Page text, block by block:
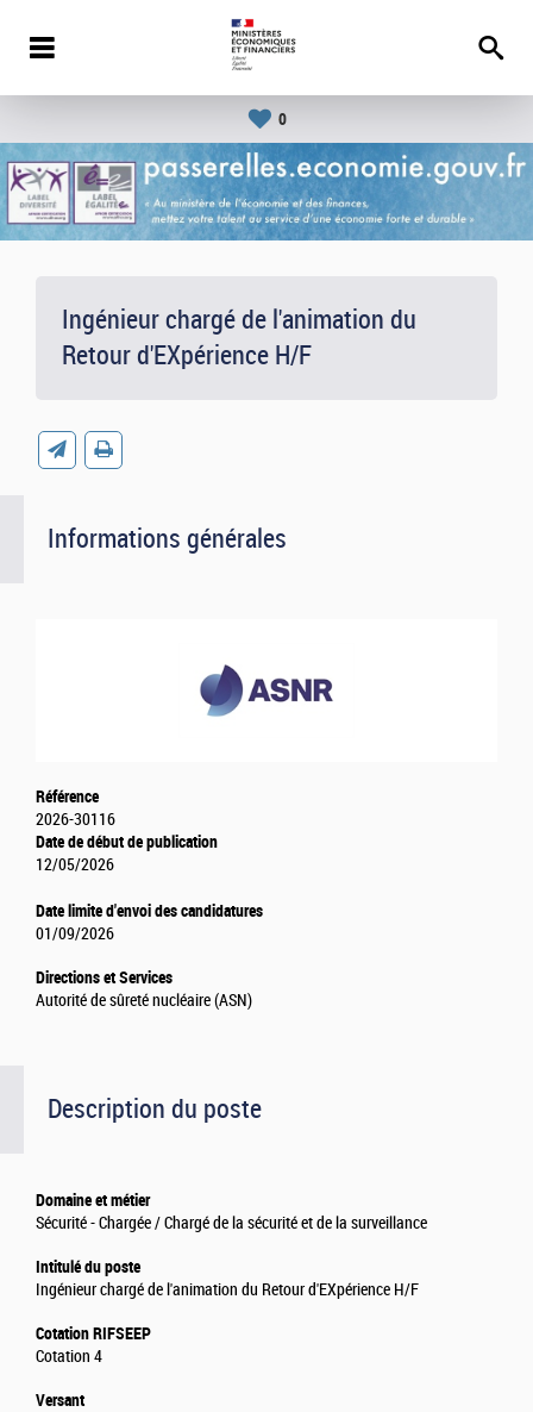
0
Ingénieur chargé de l'animation du
Retour d'EXpérience H/F
Description du poste
Domaine et métier
Sécurité - Chargée / Chargé de la sécurité et de la surveillance
Intitulé du poste
Ingénieur chargé de l'animation du Retour d'EXpérience H/F
Cotation RIFSEEP
Cotation 4
Versant
Informations générales
Référence
2026-30116
Date de début de publication
12/05/2026
Date limite d'envoi des candidatures
01/09/2026
Directions et Services
Autorité de sûreté nucléaire (ASN)